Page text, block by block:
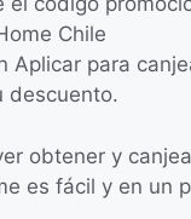
Chile
Aplicar para
descuento.
obtener y
es fácil y en un